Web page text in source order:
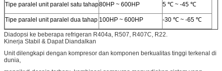
Tipe paralel unit paralel satu tahap80HP ~ 600HP 5 ℃ ~ -45 ℃
Tipe paralel unit paralel dua tahap 100HP ~ 600HP -30 ℃ ~ -65 ℃
Diadopsi ke beberapa refrigeran R404a, R507, R407C, R22.
Kinerja Stabil & Dapat Diandalkan
Unit dilengkapi dengan kompresor dan komponen berkualitas tinggi terkenal di
dunia,